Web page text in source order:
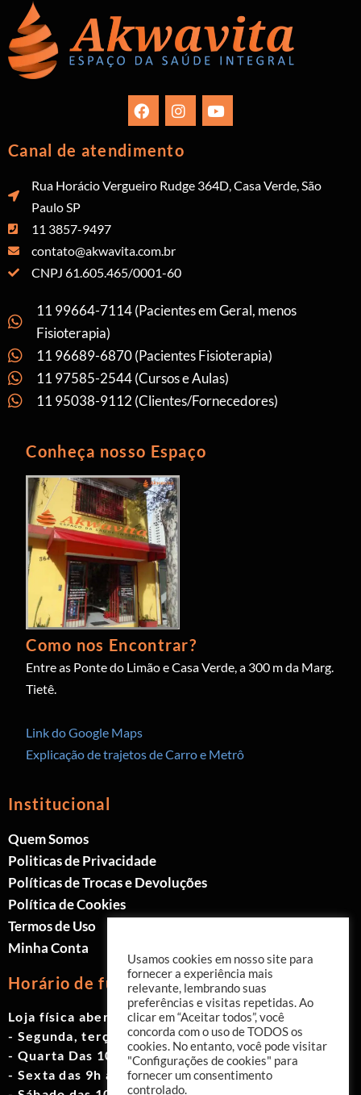
Canal de atendimento
Rua Horácio Vergueiro Rudge 364D, Casa Verde, São
Paulo SP
11 3857-9497
contato@akwavita.com.br
CNPJ 61.605.465/0001-60
11 99664-7114 (Pacientes em Geral, menos
Fisioterapia)
11 96689-6870 (Pacientes Fisioterapia)
11 97585-2544 (Cursos e Aulas)
11 95038-9112 (Clientes/Fornecedores)
Conheça nosso Espaço
Como nos Encontrar?
Entre as Ponte do Limão e Casa Verde, a 300 m da Marg.
Tietê.
Link do Google Maps
Explicação de trajetos de Carro e Metrô
Institucional
Quem Somos
Politicas de Privacidade
Políticas de Trocas e Devoluções
Política de Cookies
Termos de Uso
Minha Conta
Horário de funcionamento
Loja física aberta de Segunda à Sábado.
- Segunda, terça e quinta das 9h às 19h
- Quarta Das 10h às 18h
- Sexta das 9h às 18h
Usamos cookies em nosso site para
fornecer a experiência mais
relevante, lembrando suas
preferências e visitas repetidas. Ao
clicar em “Aceitar todos”, você
concorda com o uso de TODOS os
cookies. No entanto, você pode visitar
"Configurações de cookies" para
fornecer um consentimento
controlado.